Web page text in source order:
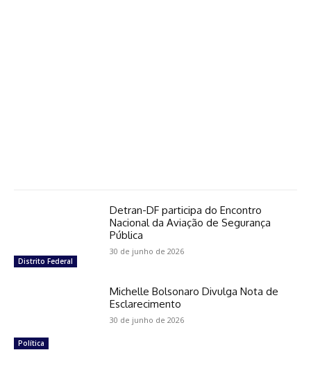
Distrito Federal
Detran-DF participa do Encontro
Nacional da Aviação de Segurança
Pública
30 de junho de 2026
Política
Michelle Bolsonaro Divulga Nota de
Esclarecimento
30 de junho de 2026